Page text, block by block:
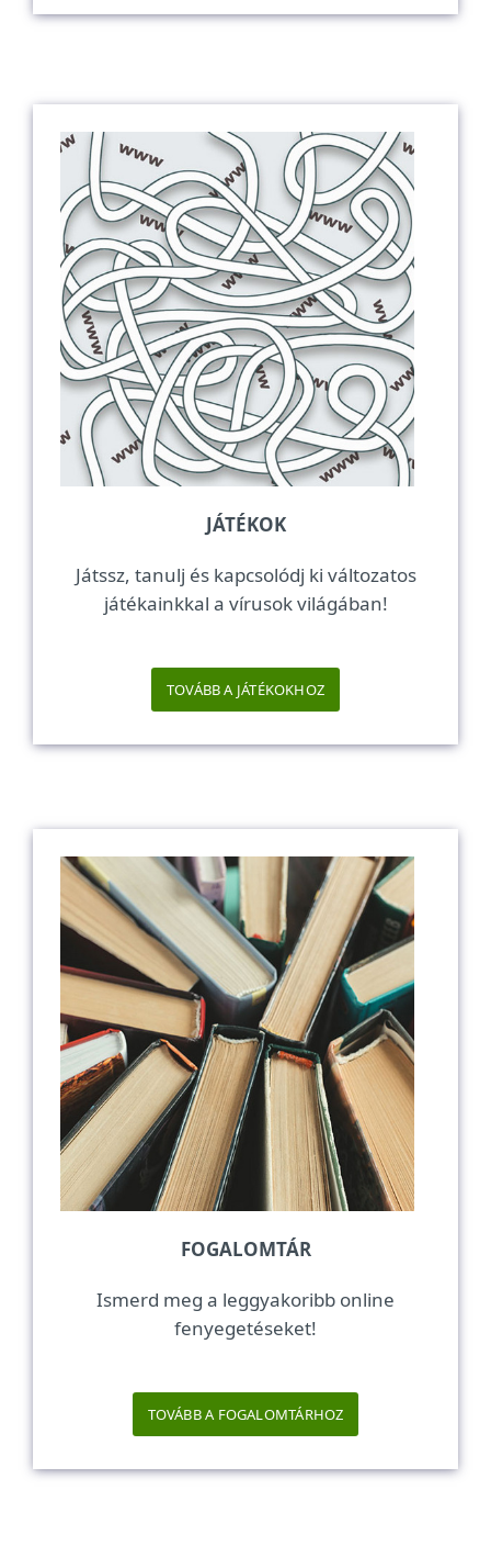
JÁTÉKOK
Játssz, tanulj és kapcsolódj ki változatos
játékainkkal a vírusok világában!
TOVÁBB A JÁTÉKOKHOZ
FOGALOMTÁR
Ismerd meg a leggyakoribb online
fenyegetéseket!
TOVÁBB A FOGALOMTÁRHOZ